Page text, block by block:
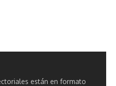
están en formato